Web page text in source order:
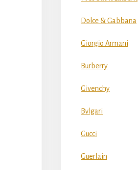
Dolce & Gabbana
Giorgio Armani
Burberry
Givenchy
Bvlgari
Gucci
Guerlain